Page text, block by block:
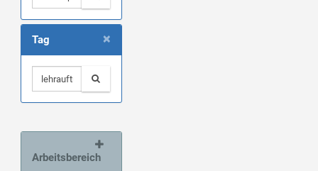
×
Tag
Arbeitsbereich